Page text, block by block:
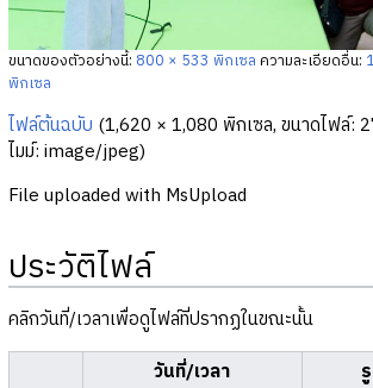
ขนาดของตัวอย่างนี้: 800 × 533 พิกเซลความละเอียดอื่น:
พิกเซล
ไฟล์ต้นฉบับ (1,620 × 1,080 พิกเซล, ขนาดไฟล์:
ไมม์: image/jpeg)
File uploaded with MsUpload
ประวัติไฟล์
คลิกวันที่/เวลาเพื่อดูไฟล์ที่ปรากฏในขณะนั้น
วันที่/เวลา